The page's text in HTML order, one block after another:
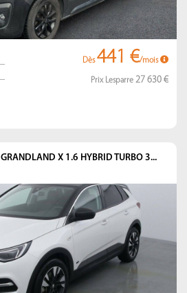
Dès441 €/mois
Prix Lesparre 27 630 €
GRANDLAND X 1.6 HYBRID TURBO 3...